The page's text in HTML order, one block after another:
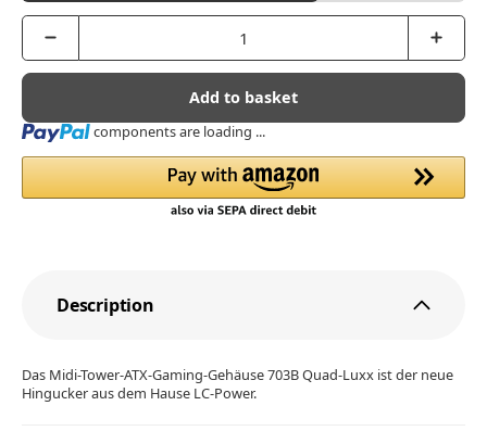
Add to basket
Loading... components are loading ...
Description
Das Midi-Tower-ATX-Gaming-Gehäuse 703B Quad-Luxx ist der neue
Hingucker aus dem Hause LC-Power.